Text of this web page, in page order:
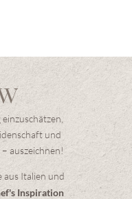
und
auszeichnen!
aus Italien und
Inspiration